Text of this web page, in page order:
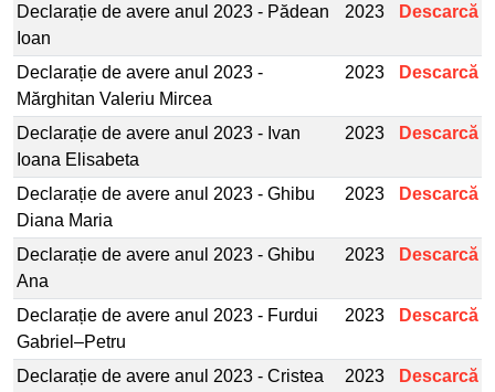
Declarație de avere anul 2023 - Pădean
Ioan
2023 Descarcă
Declarație de avere anul 2023 -
Mărghitan Valeriu Mircea
2023 Descarcă
Declarație de avere anul 2023 - Ivan
Ioana Elisabeta
2023 Descarcă
Declarație de avere anul 2023 - Ghibu
Diana Maria
2023 Descarcă
Declarație de avere anul 2023 - Ghibu
Ana
2023 Descarcă
Declarație de avere anul 2023 - Furdui
Gabriel–Petru
2023 Descarcă
Declarație de avere anul 2023 - Cristea
2023 Descarcă